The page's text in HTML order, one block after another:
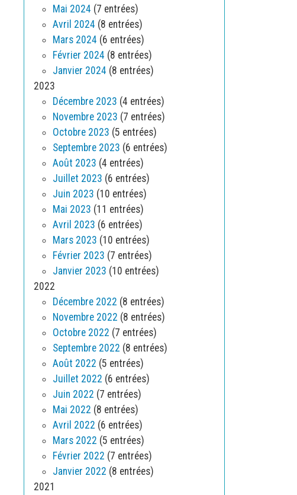
Mai 2024 (7 entrées)
Avril 2024 (8 entrées)
Mars 2024 (6 entrées)
Février 2024 (8 entrées)
Janvier 2024 (8 entrées)
2023
Décembre 2023 (4 entrées)
Novembre 2023 (7 entrées)
Octobre 2023 (5 entrées)
Septembre 2023 (6 entrées)
Août 2023 (4 entrées)
Juillet 2023 (6 entrées)
Juin 2023 (10 entrées)
Mai 2023 (11 entrées)
Avril 2023 (6 entrées)
Mars 2023 (10 entrées)
Février 2023 (7 entrées)
Janvier 2023 (10 entrées)
2022
Décembre 2022 (8 entrées)
Novembre 2022 (8 entrées)
Octobre 2022 (7 entrées)
Septembre 2022 (8 entrées)
Août 2022 (5 entrées)
Juillet 2022 (6 entrées)
Juin 2022 (7 entrées)
Mai 2022 (8 entrées)
Avril 2022 (6 entrées)
Mars 2022 (5 entrées)
Février 2022 (7 entrées)
Janvier 2022 (8 entrées)
2021